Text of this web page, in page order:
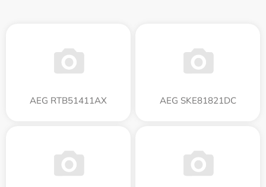
AEG RTB51411AX AEG SKE81821DC